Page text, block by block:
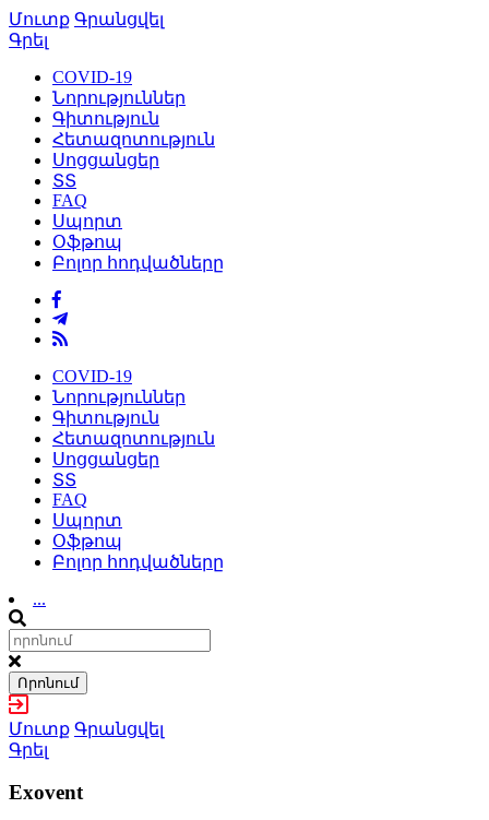
Մուտք Գրանցվել
Գրել
COVID-19
Նորություններ
Գիտություն
Հետազոտություն
Սոցցանցեր
ՏՏ
FAQ
Սպորտ
Օֆթոպ
Բոլոր հոդվածները
COVID-19
Նորություններ
Գիտություն
Հետազոտություն
Սոցցանցեր
ՏՏ
FAQ
Սպորտ
Օֆթոպ
Բոլոր հոդվածները
...
Որոնում
Մուտք Գրանցվել
Գրել
Exovent